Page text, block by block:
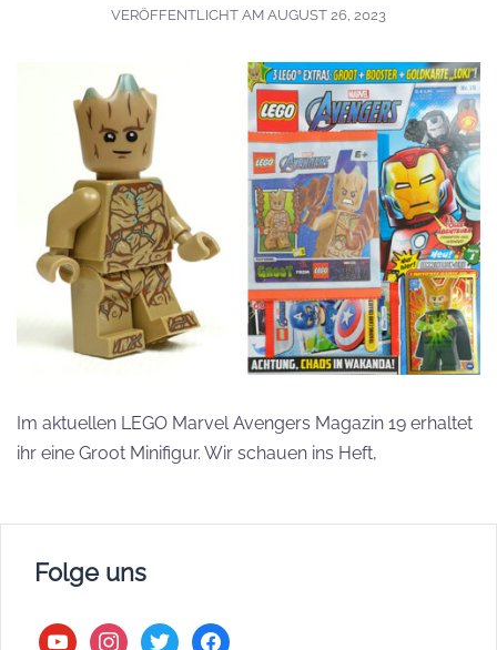
VERÖFFENTLICHT AM AUGUST 26, 2023
Im aktuellen LEGO Marvel Avengers Magazin 19 erhaltet
ihr eine Groot Minifigur. Wir schauen ins Heft,
Folge uns
youtubeinstagram
twitter facebook